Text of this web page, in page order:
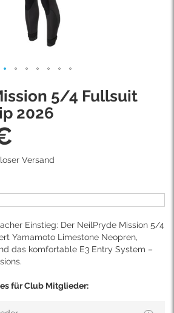
5/4 Fullsuit
2026
Versand
Einstieg: Der NeilPryde Mission 5/4
Yamamoto Limestone Neopren,
das komfortable E3 Entry System –
für Club Mitglieder: